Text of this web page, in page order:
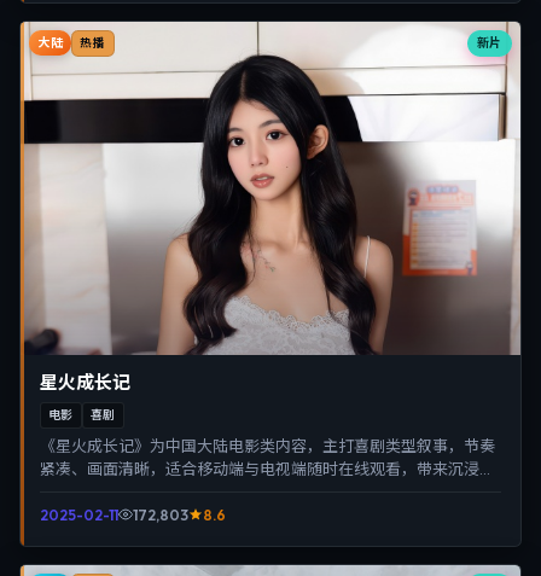
新片
大陆 热播
星火成长记
电影 喜剧
《星火成长记》为中国大陆电影类内容，主打喜剧类型叙事，节奏
紧凑、画面清晰，适合移动端与电视端随时在线观看，带来沉浸式
2025-02-11 172,803 8.6